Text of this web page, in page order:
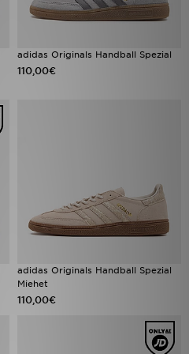
adidas Originals Handball Spezial
110,00€
adidas Originals Handball Spezial
Miehet
110,00€